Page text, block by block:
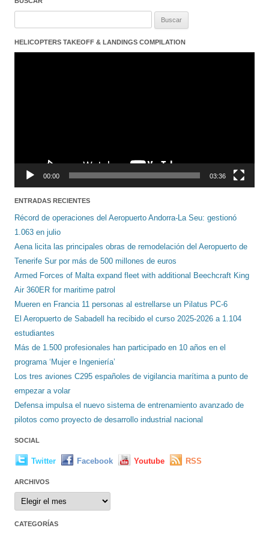
HELICOPTERS TAKEOFF & LANDINGS COMPILATION
00:00 03:36
ENTRADAS RECIENTES
Récord de operaciones del Aeropuerto Andorra-La Seu: gestionó
1.063 en julio
Aena licita las principales obras de remodelación del Aeropuerto de
Tenerife Sur por más de 500 millones de euros
Armed Forces of Malta expand fleet with additional Beechcraft King
Air 360ER for maritime patrol
Mueren en Francia 11 personas al estrellarse un Pilatus PC-6
El Aeropuerto de Sabadell ha recibido el curso 2025-2026 a 1.104
estudiantes
Más de 1.500 profesionales han participado en 10 años en el
programa ‘Mujer e Ingeniería’
Los tres aviones C295 españoles de vigilancia marítima a punto de
empezar a volar
Defensa impulsa el nuevo sistema de entrenamiento avanzado de
pilotos como proyecto de desarrollo industrial nacional
SOCIAL
Twitter Facebook Youtube RSS
ARCHIVOS
Archivos
CATEGORÍAS